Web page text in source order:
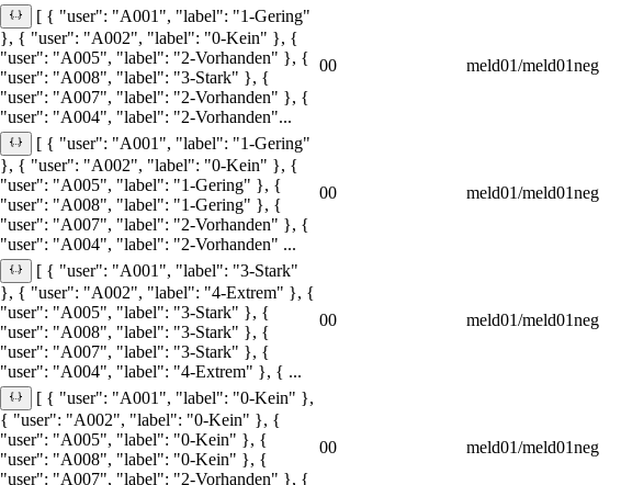
[ { "user": "A001", "label": "1-Gering"
}, { "user": "A002", "label": "0-Kein" }, {
"user": "A005", "label": "2-Vorhanden" }, {
"user": "A008", "label": "3-Stark" }, {
"user": "A007", "label": "2-Vorhanden" }, {
"user": "A004", "label": "2-Vorhanden"...
00 meld01/meld01neg
[ { "user": "A001", "label": "1-Gering"
}, { "user": "A002", "label": "0-Kein" }, {
"user": "A005", "label": "1-Gering" }, {
"user": "A008", "label": "1-Gering" }, {
"user": "A007", "label": "2-Vorhanden" }, {
"user": "A004", "label": "2-Vorhanden" ...
00 meld01/meld01neg
[ { "user": "A001", "label": "3-Stark"
}, { "user": "A002", "label": "4-Extrem" }, {
"user": "A005", "label": "3-Stark" }, {
"user": "A008", "label": "3-Stark" }, {
"user": "A007", "label": "3-Stark" }, {
"user": "A004", "label": "4-Extrem" }, { ...
00 meld01/meld01neg
[ { "user": "A001", "label": "0-Kein" },
{ "user": "A002", "label": "0-Kein" }, {
"user": "A005", "label": "0-Kein" }, {
"user": "A008", "label": "0-Kein" }, {
"user": "A007", "label": "2-Vorhanden" }, {
00 meld01/meld01neg